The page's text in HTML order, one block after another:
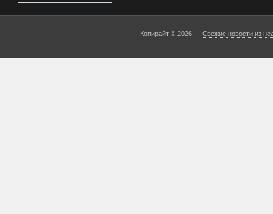
Копирайт © 2026 —Свежие новости из